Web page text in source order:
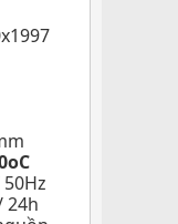
24h